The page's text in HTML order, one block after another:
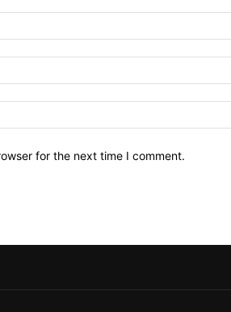
for the next time I comment.